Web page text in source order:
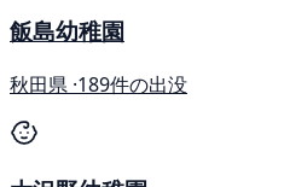
飯島幼稚園
秋田県 ·189件の出没